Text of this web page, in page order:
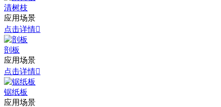
清树枝
应用场景
点击详情
剖板
应用场景
点击详情
锯纸板
应用场景